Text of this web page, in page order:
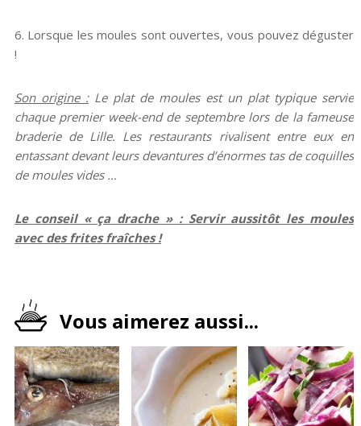
6. Lorsque les moules sont ouvertes, vous pouvez déguster
!
Son origine :Le plat de moules est un plat typique servie
chaque premier week-end de septembre lors de la fameuse
braderie de Lille. Les restaurants rivalisent entre eux en
entassant devant leurs devantures d’énormes tas de coquilles
de moules vides …
Le conseil « ça drache » : Servir aussitôt les moules
avec des frites fraîches !
Vous aimerez aussi...